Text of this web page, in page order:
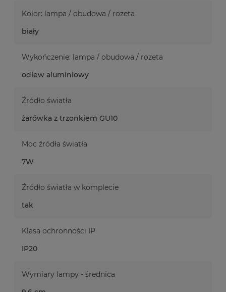
Kolor: lampa / obudowa / rozeta
biały
Wykończenie: lampa / obudowa / rozeta
odlew aluminiowy
Źródło światła
żarówka z trzonkiem GU10
Moc źródła światła
7W
Źródło światła w komplecie
tak
Klasa ochronności IP
IP20
Wymiary lampy - średnica